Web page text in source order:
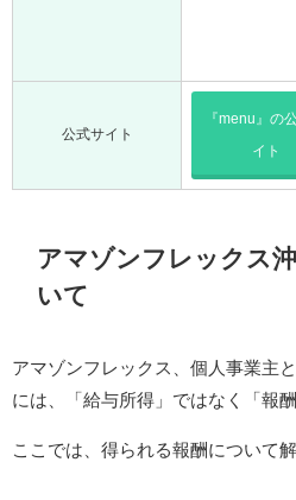
公式サイト
『menu』の
イト
アマゾンフレックス
いて
アマゾンフレックス、個人事業主
には、「給与所得」ではなく「報
ここでは、得られる報酬について